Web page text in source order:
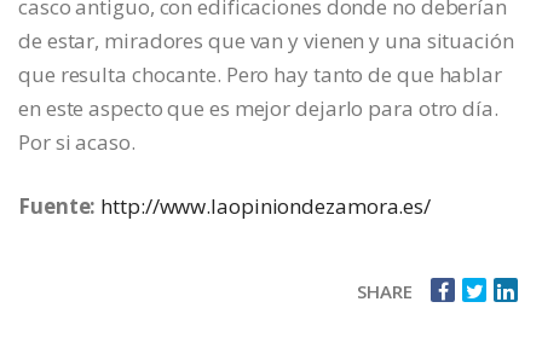
casco antiguo, con edificaciones donde no deberían
de estar, miradores que van y vienen y una situación
que resulta chocante. Pero hay tanto de que hablar
en este aspecto que es mejor dejarlo para otro día.
Por si acaso.
Fuente: http://www.laopiniondezamora.es/
SHARE